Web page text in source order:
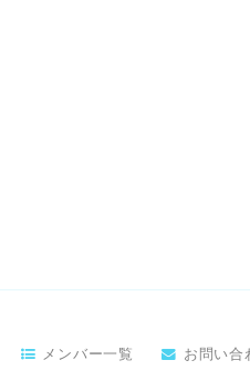
メンバー一覧 お問い合